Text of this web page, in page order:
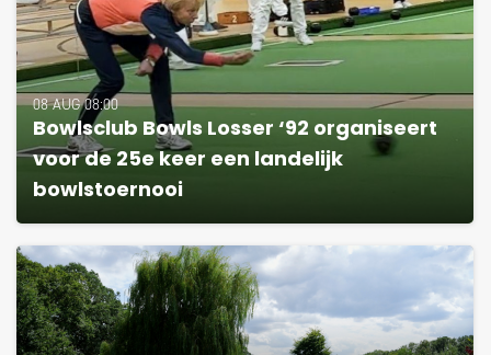
08 AUG 08:00
Bowlsclub Bowls Losser ‘92 organiseert
voor de 25e keer een landelijk
bowlstoernooi